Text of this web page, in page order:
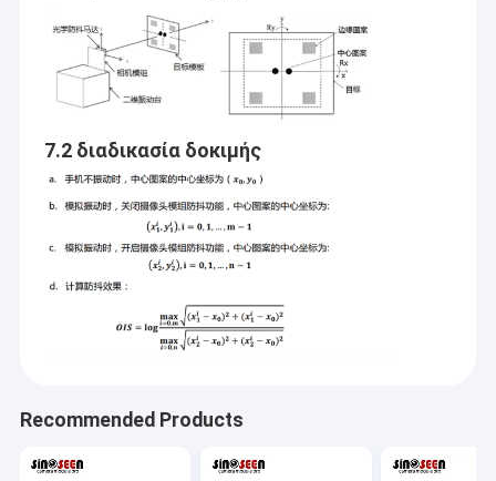
7.2 διαδικασία δοκιμής
Recommended Products